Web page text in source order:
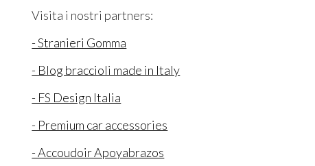
Visita i nostri partners:
- Stranieri Gomma
- Blog braccioli made in Italy
- FS Design Italia
- Premium car accessories
- Accoudoir Apoyabrazos